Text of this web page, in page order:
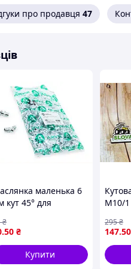
про продавця 47
маленька 6
кут 45° для
та стійка до
100 шт. в
.50 ₴
₴
Купити
М10/1
147.50
295₴